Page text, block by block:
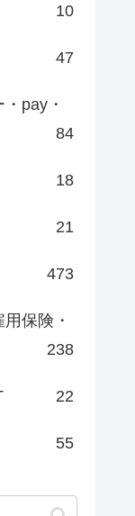
10
47
pay・
84
18
21
473
保険・
238
22
55